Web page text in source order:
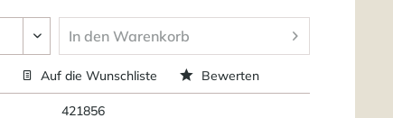
In den Warenkorb
Auf die Wunschliste Bewerten
421856